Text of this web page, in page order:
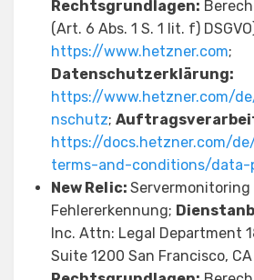
Rechtsgrundlagen:
(Art. 6 Abs. 1 S. 1 lit. f)
https://www.hetzner.com;
Datenschutzerklärung:
https://www.hetzner.com/
nschutz;
https://docs.hetzner.com/
terms-and-conditions/
New Relic: Servermonitoring
Fehlererkennung;
Inc. Attn: Legal Department
Suite 1200 San Francisco, CA